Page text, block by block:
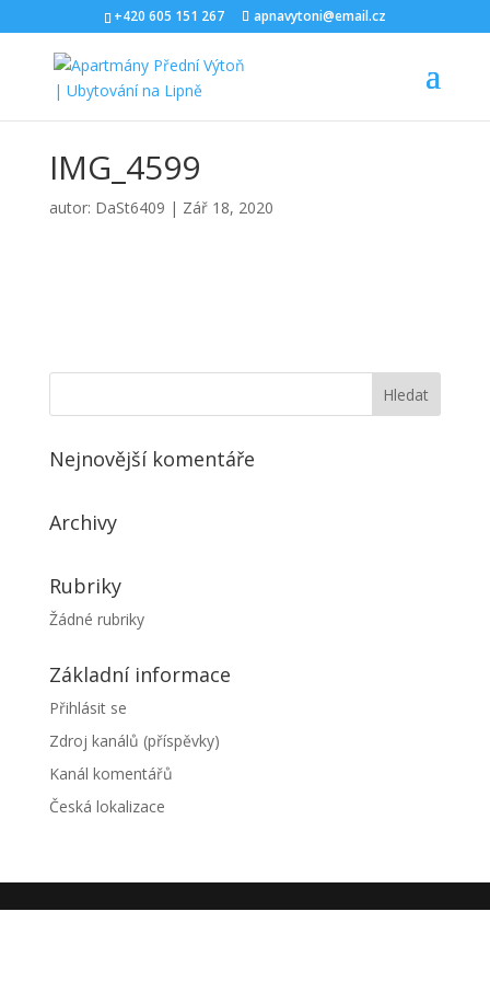
+420 605 151 267 apnavytoni@email.cz
IMG_4599
autor: DaSt6409 | Zář 18, 2020
Nejnovější komentáře
Archivy
Rubriky
Žádné rubriky
Základní informace
Přihlásit se
Zdroj kanálů (příspěvky)
Kanál komentářů
Česká lokalizace